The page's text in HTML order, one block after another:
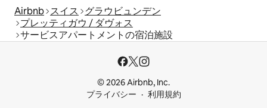
Airbnb スイス
グラウビュンデン
プレッティガウ / ダヴォス
サービスアパートメントの宿泊施設
© 2026 Airbnb, Inc.
プライバシー
利用規約